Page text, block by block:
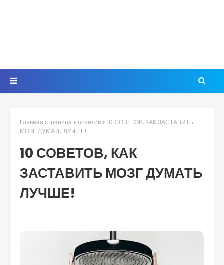
Главная страница позитив
10 СОВЕТОВ, КАК ЗАСТАВИТЬ
МОЗГ ДУМАТЬ ЛУЧШЕ!
10 СОВЕТОВ, КАК
ЗАСТАВИТЬ МОЗГ ДУМАТЬ
ЛУЧШЕ!